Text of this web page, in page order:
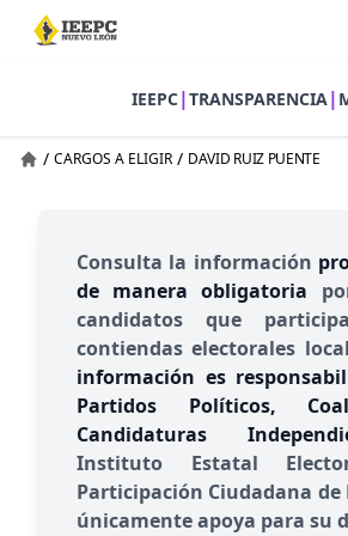
IEEPC|TRANSPARENCIA|
/ CARGOS A ELIGIR / DAVID RUIZ PUENTE
Consulta la información
de manera obligatoria
candidatos que
contiendas electorales
información es
Partidos Políticos,
Candidaturas
Instituto Estatal
Participación Ciudadana de
únicamente apoya para su